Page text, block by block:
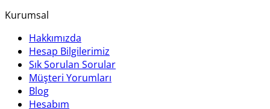
Kurumsal
Hakkımızda
Hesap Bilgilerimiz
Sık Sorulan Sorular
Müşteri Yorumları
Blog
Hesabım